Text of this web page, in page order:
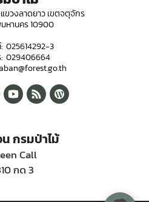
ขวงลาดยาว เขตจตุจักร
หานคร 10900
025614292-3
: 029406664
กรมป่าไม้
Call
กด 3